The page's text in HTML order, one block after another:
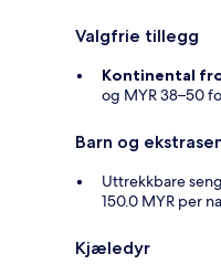
Valgfrie tillegg
Kontinental
og MYR 38–50
Barn og
Uttrekkbare
150.0 MYR per
Kjæledyr